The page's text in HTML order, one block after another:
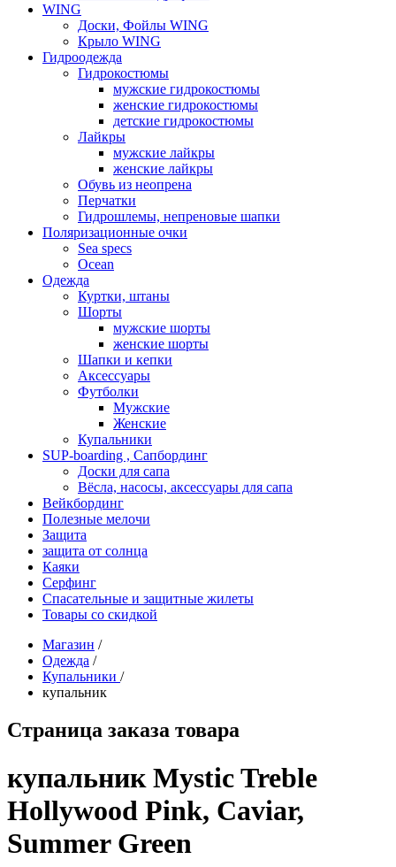
WING
Доски, Фойлы WING
Крыло WING
Гидроодежда
Гидрокостюмы
мужские гидрокостюмы
женские гидрокостюмы
детские гидрокостюмы
Лайкры
мужские лайкры
женские лайкры
Обувь из неопрена
Перчатки
Гидрошлемы, непреновые шапки
Поляризационные очки
Sea specs
Ocean
Одежда
Куртки, штаны
Шорты
мужские шорты
женские шорты
Шапки и кепки
Аксессуары
Футболки
Мужские
Женские
Купальники
SUP-boarding , Сапбординг
Доски для сапа
Вёсла, насосы, аксессуары для сапа
Вейкбординг
Полезные мелочи
Защита
защита от солнца
Каяки
Серфинг
Спасательные и защитные жилеты
Товары со скидкой
Магазин /
Одежда /
Купальники /
купальник
Страница заказа товара
купальник Mystic Treble
Hollywood Pink, Caviar,
Summer Green